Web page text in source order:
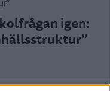
igen: